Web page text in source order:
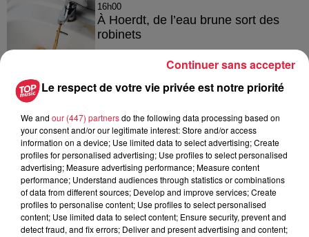
16h00
À Hoerdt, de l’eau brune sort des
robinets
Tags antisémites à Strasbourg :
Catherine Trautmann réagit
14h33
Au zoo de Mulhouse : rencontre
avec les flamants rouges
Le respect de votre vie privée est notre priorité
We and our (447) partnersdo the following data processing based on
your consent and/or our legitimate interest: Store and/or access
information on a device; Use limited data to select advertising; Create
profiles for personalised advertising; Use profiles to select personalised
advertising; Measure advertising performance; Measure content
performance; Understand audiences through statistics or combinations
of data from different sources; Develop and improve services; Create
profiles to personalise content; Use profiles to select personalised
content; Use limited data to select content; Ensure security, prevent and
detect fraud, and fix errors; Deliver and present advertising and content;
Continuer sans accepter